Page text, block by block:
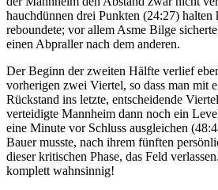
hauchdünnen drei Punkten (24:27) halten
reboundete; vor allem Asme Bilge
einen Abpraller nach dem anderen.
Der Beginn der zweiten Hälfte verlief
vorherigen zwei Viertel, so dass man mit
Rückstand ins letzte, entscheidende
verteidigte Mannheim dann noch ein
eine Minute vor Schluss ausgleichen
Bauer musste, nach ihrem fünften
dieser kritischen Phase, das Feld
komplett wahnsinnig!